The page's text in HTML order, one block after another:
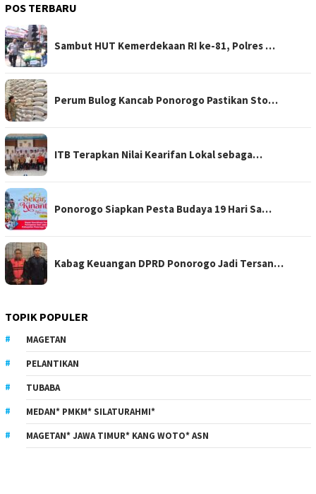
POS TERBARU
Sambut HUT Kemerdekaan RI ke-81, Polres …
Perum Bulog Kancab Ponorogo Pastikan Sto…
ITB Terapkan Nilai Kearifan Lokal sebaga…
Ponorogo Siapkan Pesta Budaya 19 Hari Sa…
Kabag Keuangan DPRD Ponorogo Jadi Tersan…
TOPIK POPULER
MAGETAN
PELANTIKAN
TUBABA
MEDAN* PMKM* SILATURAHMI*
MAGETAN* JAWA TIMUR* KANG WOTO* ASN